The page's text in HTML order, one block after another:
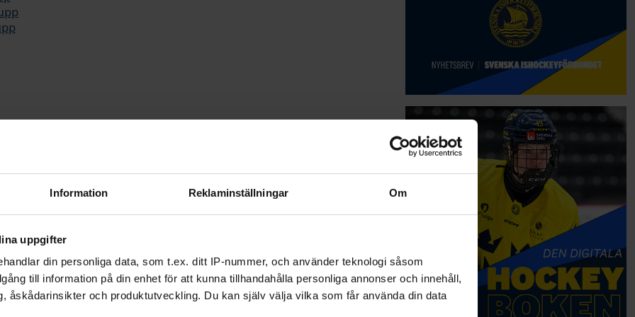
Information Reklaminställningar Om
uppgifter
din personliga data, som t.ex. ditt IP-nummer, och använder teknologi såsom
till information på din enhet för att kunna tillhandahålla personliga annonser och innehåll,
åskådarinsikter och produktutveckling. Du kan själv välja vilka som får använda din data
Pilut
Aho